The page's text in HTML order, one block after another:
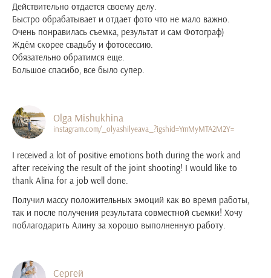
Действительно отдается своему делу.
Быстро обрабатывает и отдает фото что не мало важно.
Очень понравилась съемка, результат и сам Фотограф)
Ждём скорее свадьбу и фотосессию.
Обязательно обратимся еще.
Большое спасибо, все было супер.
Olga Mishukhina
instagram.com/_olyashilyeava_?igshid=YmMyMTA2M2Y=
I received a lot of positive emotions both during the work and
after receiving the result of the joint shooting! I would like to
thank Alina for a job well done.
Получил массу положительных эмоций как во время работы,
так и после получения результата совместной съемки! Хочу
поблагодарить Алину за хорошо выполненную работу.
Сергей